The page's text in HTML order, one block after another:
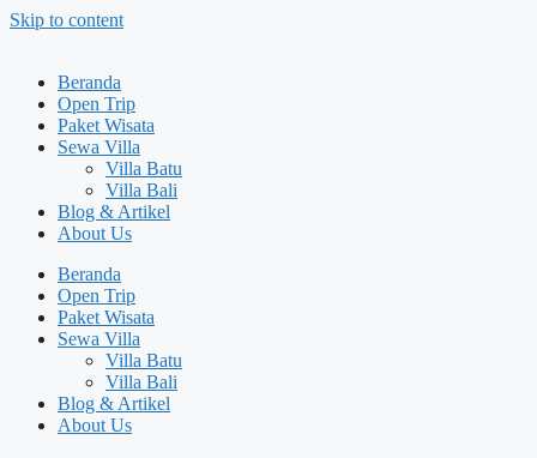
Skip to content
Beranda
Open Trip
Paket Wisata
Sewa Villa
Villa Batu
Villa Bali
Blog & Artikel
About Us
Beranda
Open Trip
Paket Wisata
Sewa Villa
Villa Batu
Villa Bali
Blog & Artikel
About Us